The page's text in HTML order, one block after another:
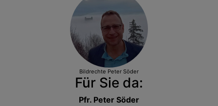
Bildrechte Peter Söder
Für Sie da:
Pfr. Peter Söder